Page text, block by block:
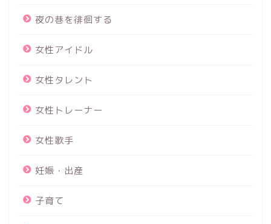
夜の巷を徘徊する
女性アイドル
女性タレント
女性トレーナー
女性歌手
妊娠・出産
子育て